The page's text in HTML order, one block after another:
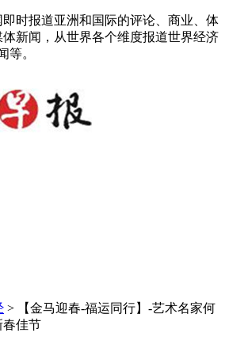
时报道亚洲和国际的评论、商业、体
新闻，从世界各个维度报道世界经济
等。
> 【金马迎春-福运同行】-艺术名家何
春佳节